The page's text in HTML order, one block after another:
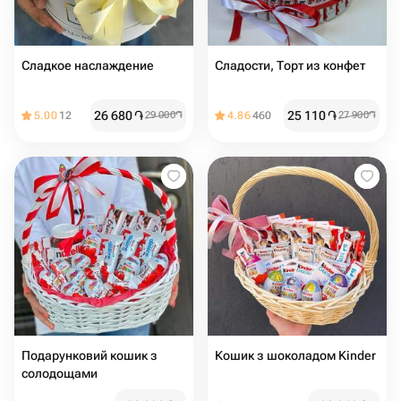
Сладкое наслаждение
5.00 12 26 680֏29 000֏
Сладости, Торт из конфет
4.86460 25 110֏27 900֏
Подарунковий кошик з
солодощами
Кошик з шоколадом Kinder